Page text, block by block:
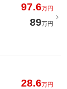
97.6万円
89万円
28.6万円